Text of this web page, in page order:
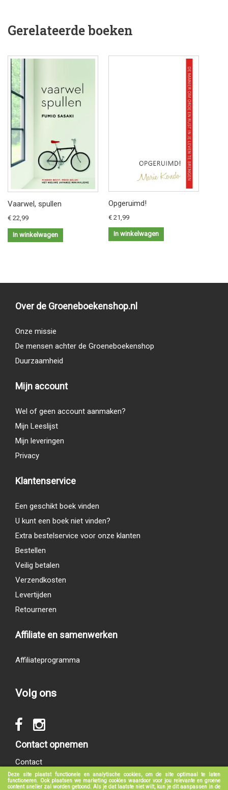
Deze site plaatst functionele en analytische cookies, om de site optimaal te laten
functioneren. Ook plaatsen we marketing cookies waardoor voor jou relevante en groene
content sneller zal worden getoond. Als je dat laatste niet wilt, kun je dit aanpassen in de
Gerelateerde boeken
Vaarwel, spullen
€ 22,99
In winkelwagen
Opgeruimd!
€ 21,99
In winkelwagen
Over de Groeneboekenshop.nl
Onze missie
De mensen achter de Groeneboekenshop
Duurzaamheid
Mijn account
Wel of geen account aanmaken?
Mijn Leeslijst
Mijn leveringen
Privacy
Klantenservice
Een geschikt boek vinden
U kunt een boek niet vinden?
Extra bestelservice voor onze klanten
Bestellen
Veilig betalen
Verzendkosten
Levertijden
Retourneren
Affiliate en samenwerken
Affiliateprogramma
Volg ons
Contact opnemen
Contact